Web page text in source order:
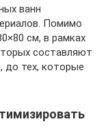
ванн
Помимо
см, в рамках
составляют
до тех, которые